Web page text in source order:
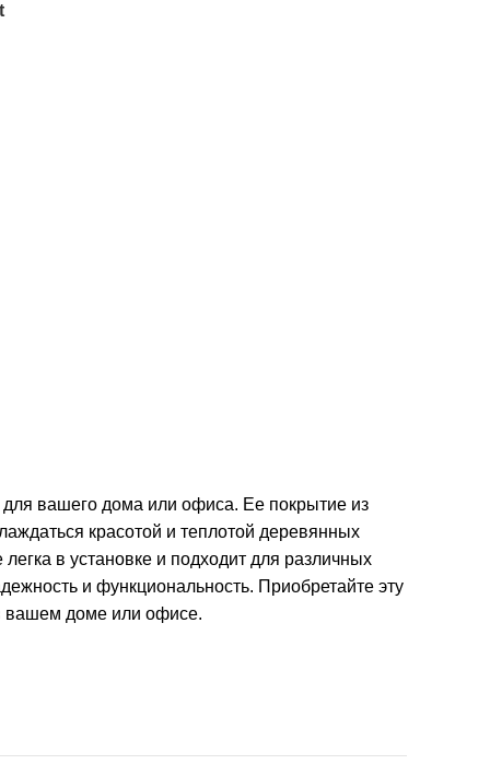
вашего дома или офиса. Ее покрытие из
красотой и теплотой деревянных
в установке и подходит для различных
и функциональность. Приобретайте эту
вашем доме или офисе.